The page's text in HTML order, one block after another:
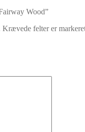
Wood”
Krævede felter er